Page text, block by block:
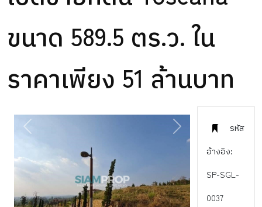
ขนาด 589.5 ตร.ว. ใน
ราคาเพียง 51 ล้านบาท
รหัส
อ้างอิง:
SP-SGL-
0037
PREVIOUS NEXT